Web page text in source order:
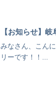
【お知らせ】岐
みなさん、こん
リーです！！...